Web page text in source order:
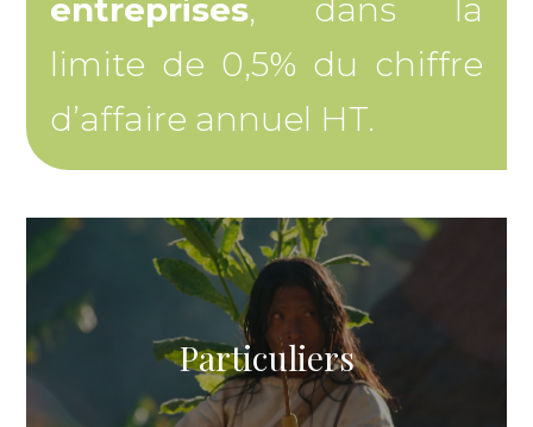
entreprises, dans la
limite de 0,5% du chiffre
d’affaire annuel HT.
Particuliers